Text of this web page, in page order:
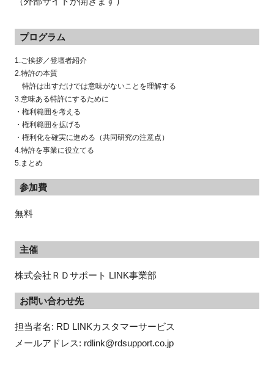
プログラム
1.ご挨拶／登壇者紹介
2.特許の本質
特許は出すだけでは意味がないことを理解する
3.意味ある特許にするために
・権利範囲を考える
・権利範囲を拡げる
・権利化を確実に進める（共同研究の注意点）
4.特許を事業に役立てる
5.まとめ
参加費
無料
主催
株式会社ＲＤサポート LINK事業部
お問い合わせ先
担当者名: RD LINKカスタマーサービス
メールアドレス: rdlink@rdsupport.co.jp